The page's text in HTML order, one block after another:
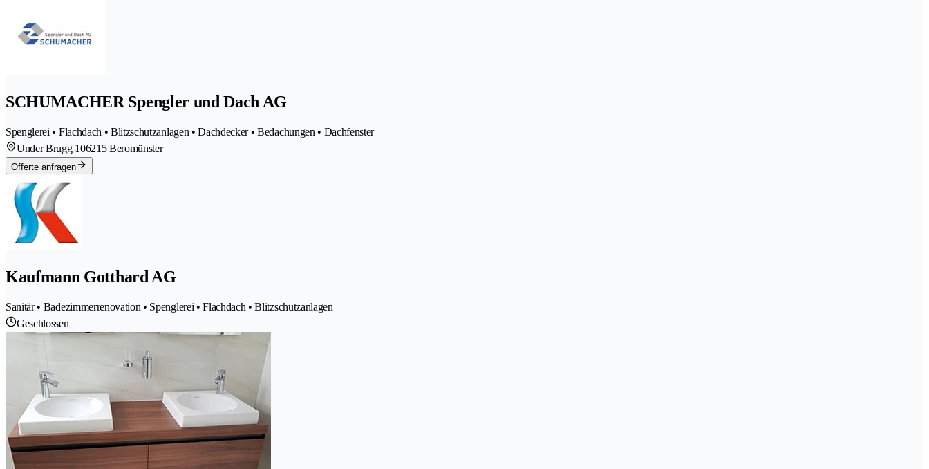
SCHUMACHER Spengler und Dach AG
Spenglerei • Flachdach • Blitzschutzanlagen • Dachdecker • Bedachungen • Dachfenster
Under Brugg 106215 Beromünster
Offerte anfragen
Kaufmann Gotthard AG
Sanitär • Badezimmerrenovation • Spenglerei • Flachdach • Blitzschutzanlagen
Geschlossen